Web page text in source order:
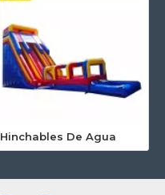
Hinchables De Agua